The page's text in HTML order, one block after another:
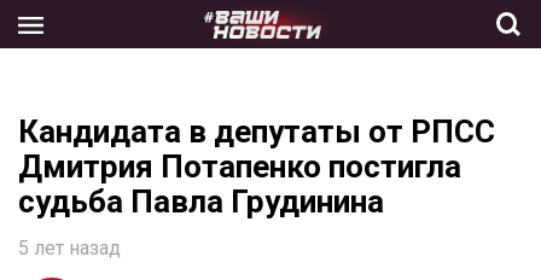
the
Кандидата в депутаты от РПСС
Дмитрия Потапенко постигла
судьба Павла Грудинина
5 лет назад